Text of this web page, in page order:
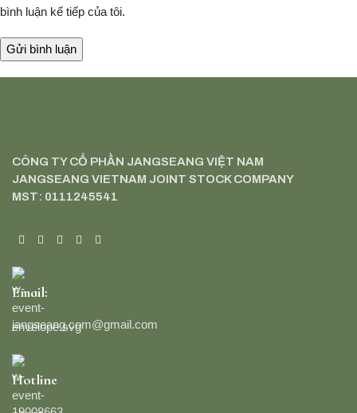
bình luận kế tiếp của tôi.
CÔNG TY CỔ PHẦN JANGSEANG VIỆT NAM
JANGSEANG VIETNAM JOINT STOCK COMPANY
MST: 0111245541
Email:
jangseang.com@gmail.com
Hotline